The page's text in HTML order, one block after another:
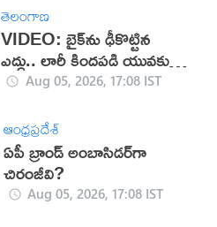
తెలంగాణ
VIDEO: బైక్‌ను ఢీకొట్టిన
ఎద్దు.. లారీ కిందపడి యువకుడు
మృతి!Aug 05, 2026, 17:08 IST
ఆంధ్రప్రదేశ్
ఏపీ బ్రాండ్ అంబాసిడర్‌గా
చిరంజీవి?
Aug 05, 2026, 17:08 IST